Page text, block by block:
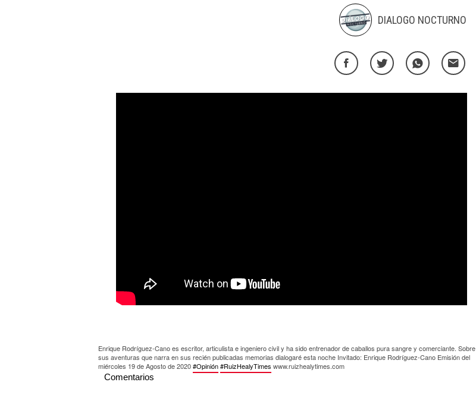
DIALOGO NOCTURNO
Enrique Rodríguez-Cano es escritor, articulista e ingeniero civil y ha sido entrenador de caballos pura sangre y comerciante. Sobre
sus aventuras que narra en sus recién publicadas memorias dialogaré esta noche Invitado: Enrique Rodríguez-Cano Emisión del
miércoles 19 de Agosto de 2020#Opinión #RuizHealyTimes www.ruizhealytimes.com
Comentarios